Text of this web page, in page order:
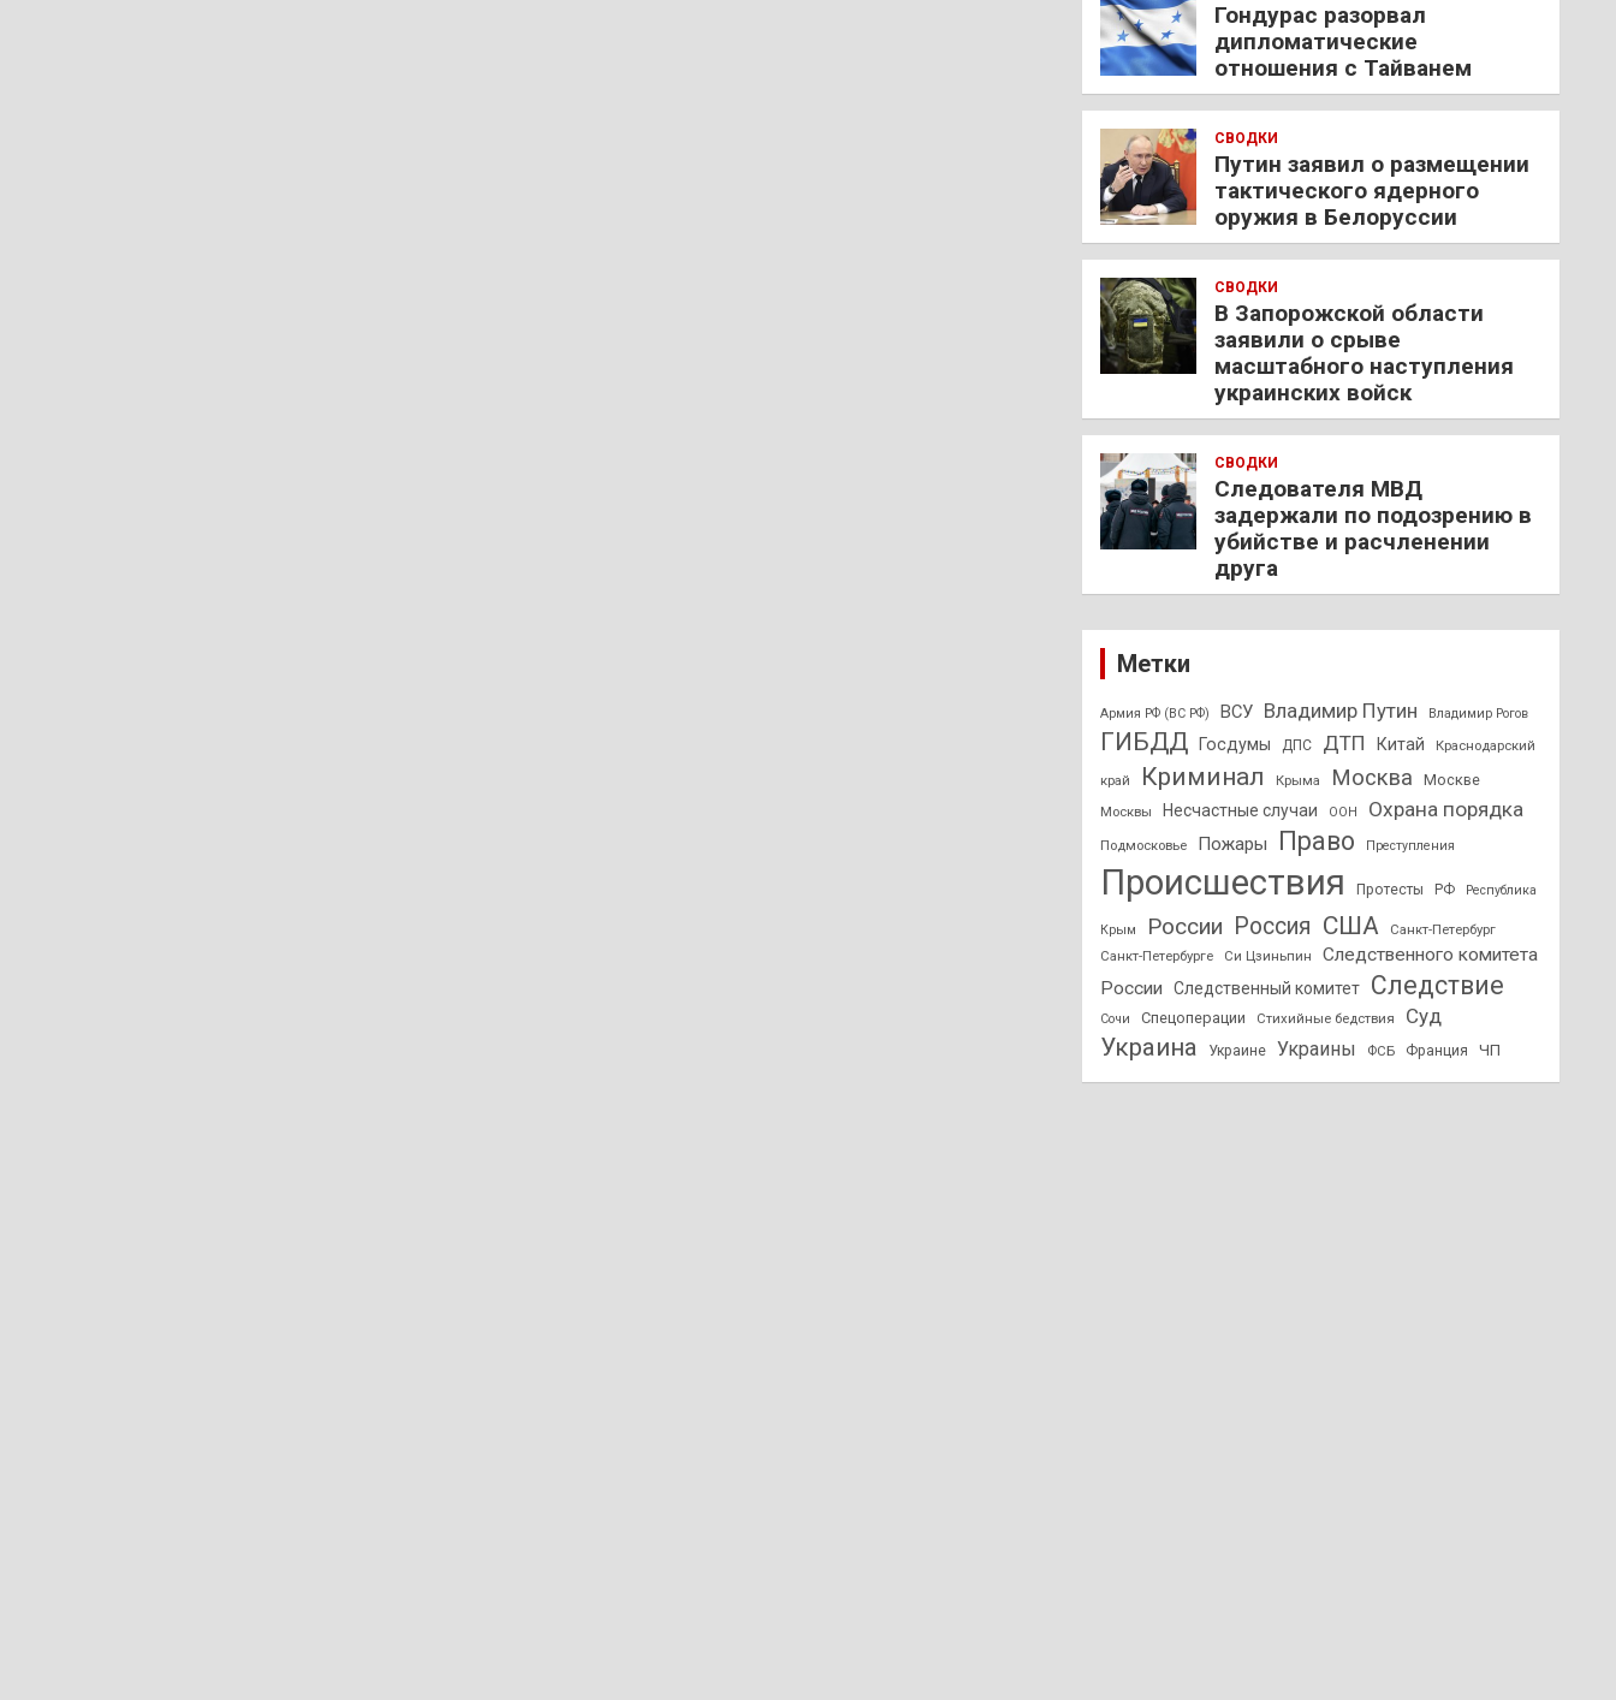
Гондурас разорвал
дипломатические
отношения с Тайванем
СВОДКИ
Путин заявил о размещении
тактического ядерного
оружия в Белоруссии
СВОДКИ
В Запорожской области
заявили о срыве
масштабного наступления
украинских войск
СВОДКИ
Следователя МВД
задержали по подозрению в
убийстве и расчленении
друга
Метки
Армия РФ (ВС РФ) ВСУ Владимир Путин Владимир Рогов
ГИБДД Госдумы ДПС ДТП Китай Краснодарский
край Криминал Крыма Москва Москве
Москвы Несчастные случаи ООН Охрана порядка
Подмосковье Пожары Право Преступления
Происшествия Протесты РФ Республика
Крым России Россия США
Санкт-Петербург
Санкт-Петербурге
Си Цзиньпин
Следственного комитета
России
Следственный комитет Следствие
Сочи Спецоперации Стихийные бедствия Суд
Украина Украине Украины ФСБ Франция ЧП